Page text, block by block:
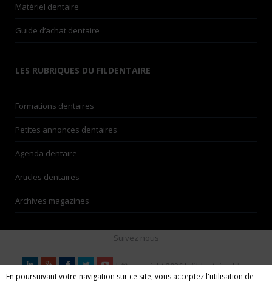
En poursuivant votre navigation sur ce site, vous acceptez l'utilisation de
Matériel dentaire
Guide d’achat dentaire
LES RUBRIQUES DU FILDENTAIRE
Formations dentaires
Petites annonces dentaires
Agenda dentaire
Articles dentaires
Archives magazines
Suivez nous
| © copyright 2026 lefildentaire |Les
auteurs| Espace annonceurs | Nos partenaires |Mentions